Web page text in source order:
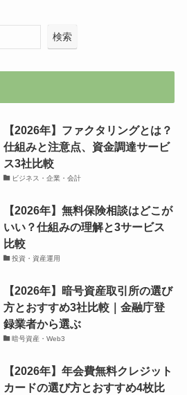
検索
【2026年】ファクタリングとは？
仕組みと注意点、資金調達サービ
ス3社比較
ビジネス・企業・会計
【2026年】無料保険相談はどこが
いい？仕組みの理解と3サービス
比較
投資・資産運用
【2026年】暗号資産取引所の選び
方とおすすめ3社比較｜金融庁登
録業者から選ぶ
暗号資産・Web3
【2026年】年会費無料クレジット
カードの選び方とおすすめ4枚比